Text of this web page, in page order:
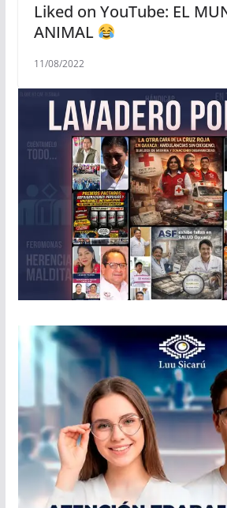
Liked on YouTube: EL
ANIMAL
11/08/2022